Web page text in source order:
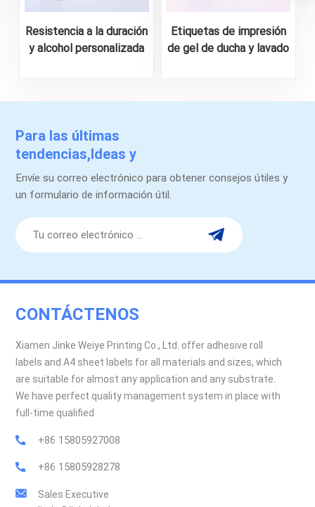
Resistencia a la duración
y alcohol personalizada
Etiquetas de impresión
de gel de ducha y lavado
Para las últimas
tendencias,Ideas y
promociones.
Envíe su correo electrónico para obtener consejos útiles y
un formulario de información útil.
CONTÁCTENOS
Xiamen Jinke Weiye Printing Co., Ltd. offer adhesive roll
labels and A4 sheet labels for all materials and sizes, which
are suitable for almost any application and any substrate.
We have perfect quality management system in place with
full-time qualified
+86 15805927008
+86 15805928278
Sales Executive